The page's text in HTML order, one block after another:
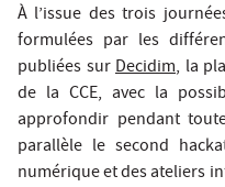
À l’issue des trois
formulées par les
publiées surDecidim, la
de la CCE, avec la
approfondir pendant
parallèle le second
numérique et des ateliers